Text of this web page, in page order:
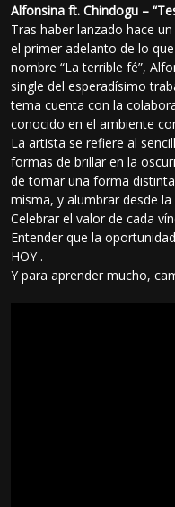
Alfonsina ft. Chindogu –
Tras haber lanzado hace
el primer adelanto de lo
nombre “La terrible fé”,
single del esperadísimo
tema cuenta con la
conocido en el ambiente
La artista se refiere al
formas de brillar en la
de tomar una forma
misma, y alumbrar desde la
Celebrar el valor de cada
Entender que la
HOY .
Y para aprender mucho,